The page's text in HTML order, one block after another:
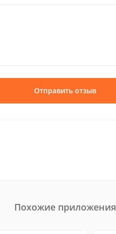
Отправить отзыв
Похожие приложения